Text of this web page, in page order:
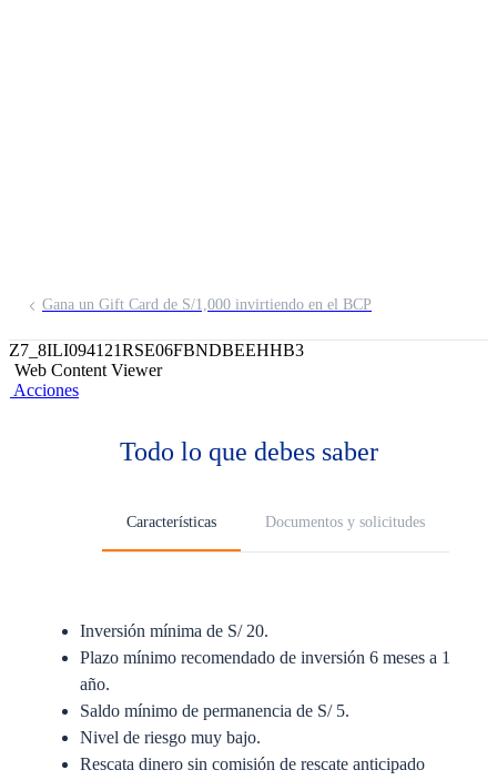
Gana un Gift Card de S/1,000 invirtiendo en el BCP
Z7_8ILI094121RSE06FBNDBEEHHB3
Web Content Viewer
Acciones
Todo lo que debes saber
Características Documentos y solicitudes
Inversión mínima de S/ 20.
Plazo mínimo recomendado de inversión 6 meses a 1
año.
Saldo mínimo de permanencia de S/ 5.
Nivel de riesgo muy bajo.
Rescata dinero sin comisión de rescate anticipado